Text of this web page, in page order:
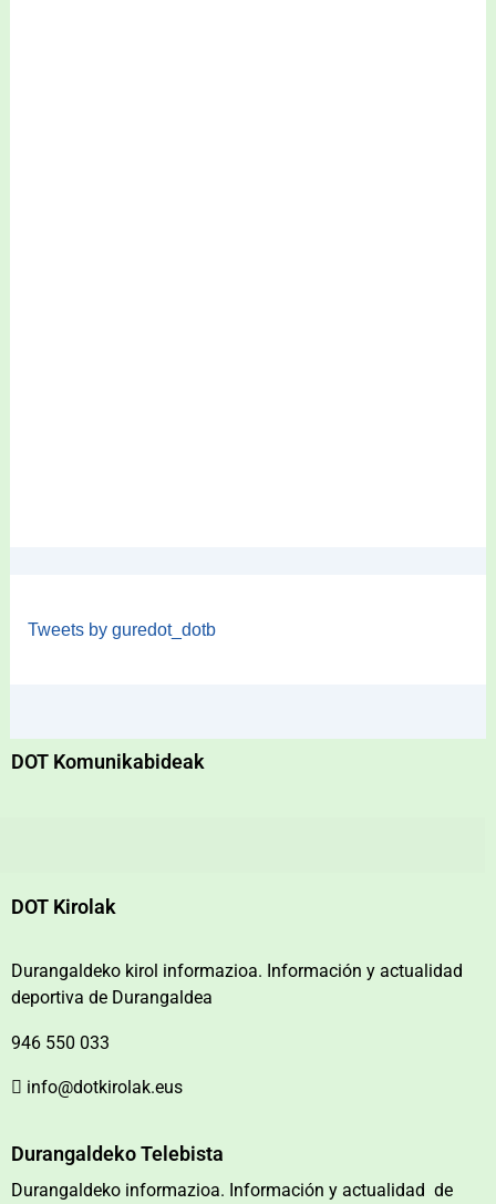
Tweets by guredot_dotb
DOT Komunikabideak
DOT Kirolak
Durangaldeko kirol informazioa. Información y actualidad
deportiva de Durangaldea
946 550 033
info@dotkirolak.eus
Durangaldeko Telebista
Durangaldeko informazioa. Información y actualidad de